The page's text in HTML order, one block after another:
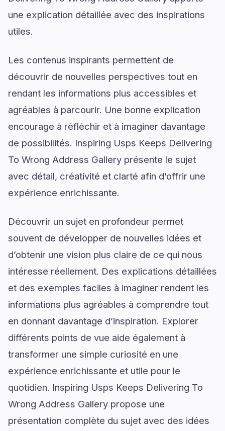
une explication détaillée avec des inspirations
utiles.
Les contenus inspirants permettent de
découvrir de nouvelles perspectives tout en
rendant les informations plus accessibles et
agréables à parcourir. Une bonne explication
encourage à réfléchir et à imaginer davantage
de possibilités. Inspiring Usps Keeps Delivering
To Wrong Address Gallery présente le sujet
avec détail, créativité et clarté afin d’offrir une
expérience enrichissante.
Découvrir un sujet en profondeur permet
souvent de développer de nouvelles idées et
d’obtenir une vision plus claire de ce qui nous
intéresse réellement. Des explications détaillées
et des exemples faciles à imaginer rendent les
informations plus agréables à comprendre tout
en donnant davantage d’inspiration. Explorer
différents points de vue aide également à
transformer une simple curiosité en une
expérience enrichissante et utile pour le
quotidien. Inspiring Usps Keeps Delivering To
Wrong Address Gallery propose une
présentation complète du sujet avec des idées